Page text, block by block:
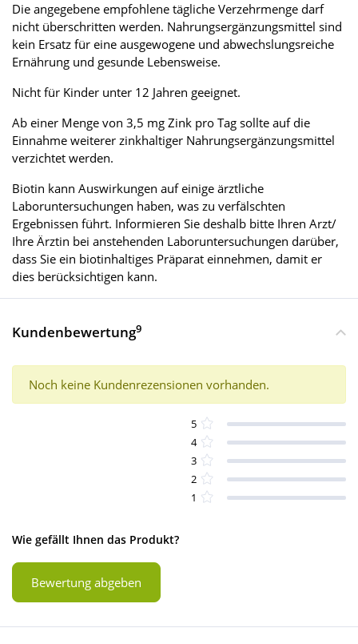
Die angegebene empfohlene tägliche Verzehrmenge darf
nicht überschritten werden. Nahrungsergänzungsmittel sind
kein Ersatz für eine ausgewogene und abwechslungsreiche
Ernährung und gesunde Lebensweise.
Nicht für Kinder unter 12 Jahren geeignet.
Ab einer Menge von 3,5 mg Zink pro Tag sollte auf die
Einnahme weiterer zinkhaltiger Nahrungsergänzungsmittel
verzichtet werden.
Biotin kann Auswirkungen auf einige ärztliche
Laboruntersuchungen haben, was zu verfälschten
Ergebnissen führt. Informieren Sie deshalb bitte Ihren Arzt/
Ihre Ärztin bei anstehenden Laboruntersuchungen darüber,
dass Sie ein biotinhaltiges Präparat einnehmen, damit er
dies berücksichtigen kann.
Kundenbewertung9
Noch keine Kundenrezensionen vorhanden.
5
4
3
2
1
Wie gefällt Ihnen das Produkt?
Bewertung abgeben